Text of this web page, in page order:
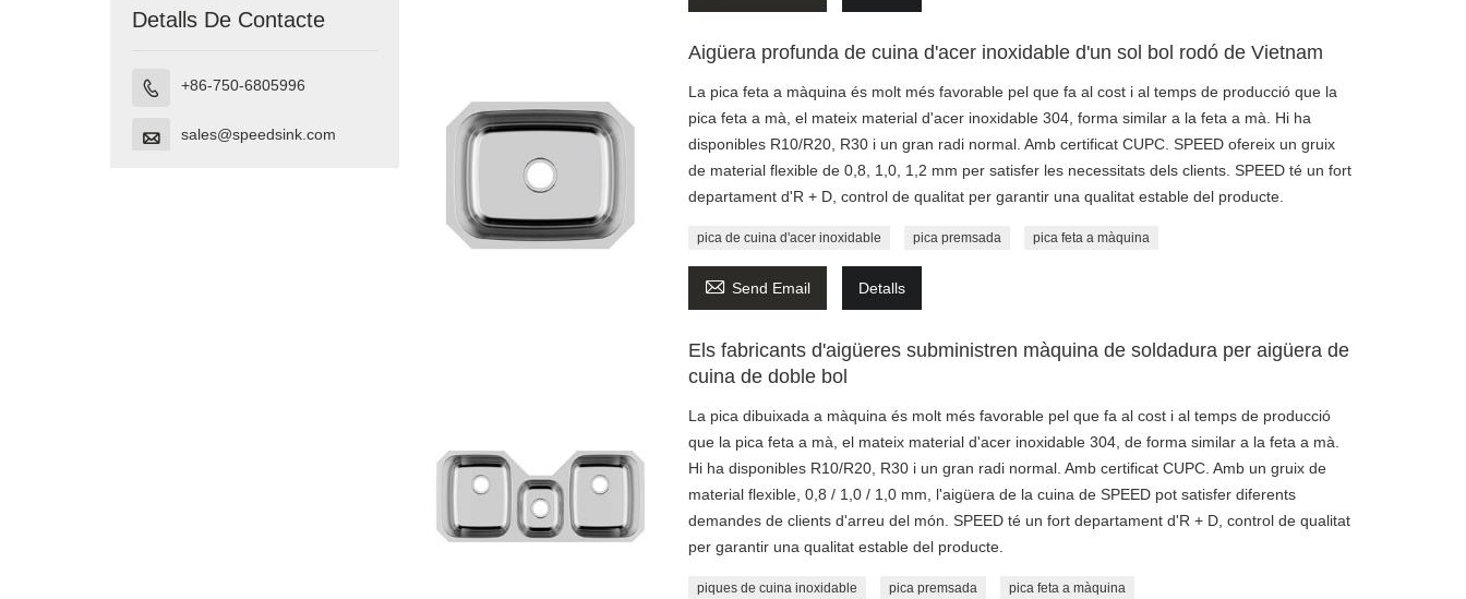
Detalls De Contacte
 +86-750-6805996
 sales@speedsink.com
Aigüera profunda de cuina d'acer inoxidable d'un sol bol rodó de Vietnam
La pica feta a màquina és molt més favorable pel que fa al cost i al temps de producció que la
pica feta a mà, el mateix material d'acer inoxidable 304, forma similar a la feta a mà. Hi ha
disponibles R10/R20, R30 i un gran radi normal. Amb certificat CUPC. SPEED ofereix un gruix
de material flexible de 0,8, 1,0, 1,2 mm per satisfer les necessitats dels clients. SPEED té un fort
departament d'R + D, control de qualitat per garantir una qualitat estable del producte.
pica de cuina d'acer inoxidable pica premsada pica feta a màquina
 Send Email Detalls
Els fabricants d'aigüeres subministren màquina de soldadura per aigüera de
cuina de doble bol
La pica dibuixada a màquina és molt més favorable pel que fa al cost i al temps de producció
que la pica feta a mà, el mateix material d'acer inoxidable 304, de forma similar a la feta a mà.
Hi ha disponibles R10/R20, R30 i un gran radi normal. Amb certificat CUPC. Amb un gruix de
material flexible, 0,8 / 1,0 / 1,0 mm, l'aigüera de la cuina de SPEED pot satisfer diferents
demandes de clients d'arreu del món. SPEED té un fort departament d'R + D, control de qualitat
per garantir una qualitat estable del producte.
piques de cuina inoxidable pica premsada pica feta a màquina